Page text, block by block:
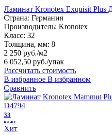
Ламинат Kronotex Exquisit Plus
Страна: Германия
Производитель: Kronotex
Класс: 32
Толщина, мм: 8
2 250 руб./м2
6 052,50 руб./упак
Рассчитать стоимость
В избранное В избранном
Сравнить
33
класс
Хит